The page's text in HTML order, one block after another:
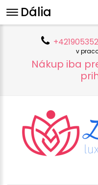
v
Nákup iba
Dália